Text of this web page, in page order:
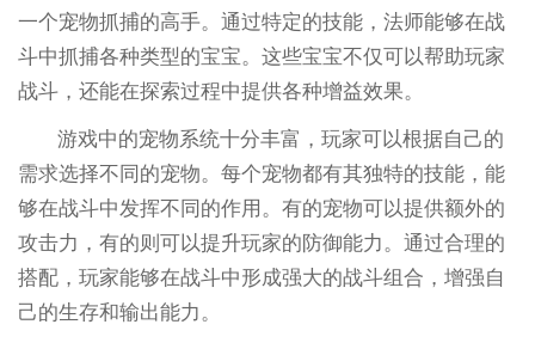
一个宠物抓捕的高手。通过特定的技能，法师能够在战
斗中抓捕各种类型的宝宝。这些宝宝不仅可以帮助玩家
战斗，还能在探索过程中提供各种增益效果。
游戏中的宠物系统十分丰富，玩家可以根据自己的
需求选择不同的宠物。每个宠物都有其独特的技能，能
够在战斗中发挥不同的作用。有的宠物可以提供额外的
攻击力，有的则可以提升玩家的防御能力。通过合理的
搭配，玩家能够在战斗中形成强大的战斗组合，增强自
己的生存和输出能力。